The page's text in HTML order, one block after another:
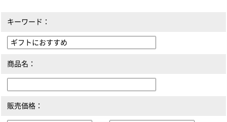
キーワード：
商品名：
販売価格：